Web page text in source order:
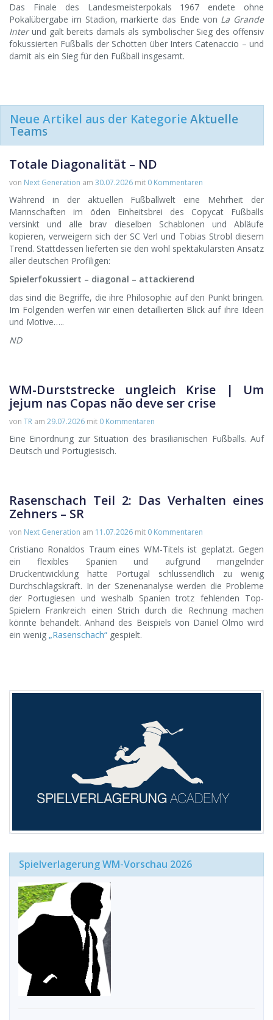
Das Finale des Landesmeisterpokals 1967 endete ohne
Pokalübergabe im Stadion, markierte das Ende von La Grande
Interund galt bereits damals als symbolischer Sieg des offensiv
fokussierten Fußballs der Schotten über Inters Catenaccio – und
damit als ein Sieg für den Fußball insgesamt.
Neue Artikel aus der KategorieAktuelle
Teams
Totale Diagonalität – ND
von Next Generation am 30.07.2026 mit 0 Kommentaren
Während in der aktuellen Fußballwelt eine Mehrheit der
Mannschaften im öden Einheitsbrei des Copycat Fußballs
versinkt und alle brav dieselben Schablonen und Abläufe
kopieren, verweigern sich der SC Verl und Tobias Strobl diesem
Trend. Stattdessen lieferten sie den wohl spektakulärsten Ansatz
aller deutschen Profiligen:
Spielerfokussiert – diagonal – attackierend
das sind die Begriffe, die ihre Philosophie auf den Punkt bringen.
Im Folgenden werfen wir einen detaillierten Blick auf ihre Ideen
und Motive…..
ND
WM-Durststrecke ungleich Krise | Um
jejum nas Copas não deve ser crise
von TR am 29.07.2026 mit 0 Kommentaren
Eine Einordnung zur Situation des brasilianischen Fußballs. Auf
Deutsch und Portugiesisch.
Rasenschach Teil 2: Das Verhalten eines
Zehners – SR
von Next Generation am 11.07.2026 mit 0 Kommentaren
Cristiano Ronaldos Traum eines WM-Titels ist geplatzt. Gegen
ein flexibles Spanien und aufgrund mangelnder
Druckentwicklung hatte Portugal schlussendlich zu wenig
Durchschlagskraft. In der Szenenanalyse werden die Probleme
der Portugiesen und weshalb Spanien trotz fehlenden Top-
Spielern Frankreich einen Strich durch die Rechnung machen
könnte behandelt. Anhand des Beispiels von Daniel Olmo wird
ein wenig „Rasenschach“ gespielt.
Spielverlagerung WM-Vorschau 2026